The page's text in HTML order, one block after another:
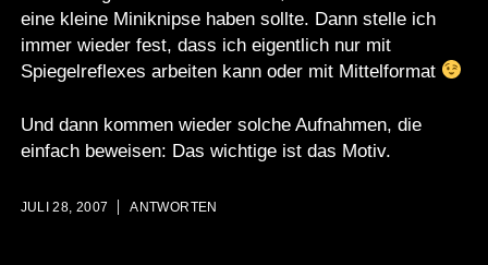
eine kleine Miniknipse haben sollte. Dann stelle ich
immer wieder fest, dass ich eigentlich nur mit
Spiegelreflexes arbeiten kann oder mit Mittelformat
Und dann kommen wieder solche Aufnahmen, die
einfach beweisen: Das wichtige ist das Motiv.
JULI 28, 2007 ANTWORTEN